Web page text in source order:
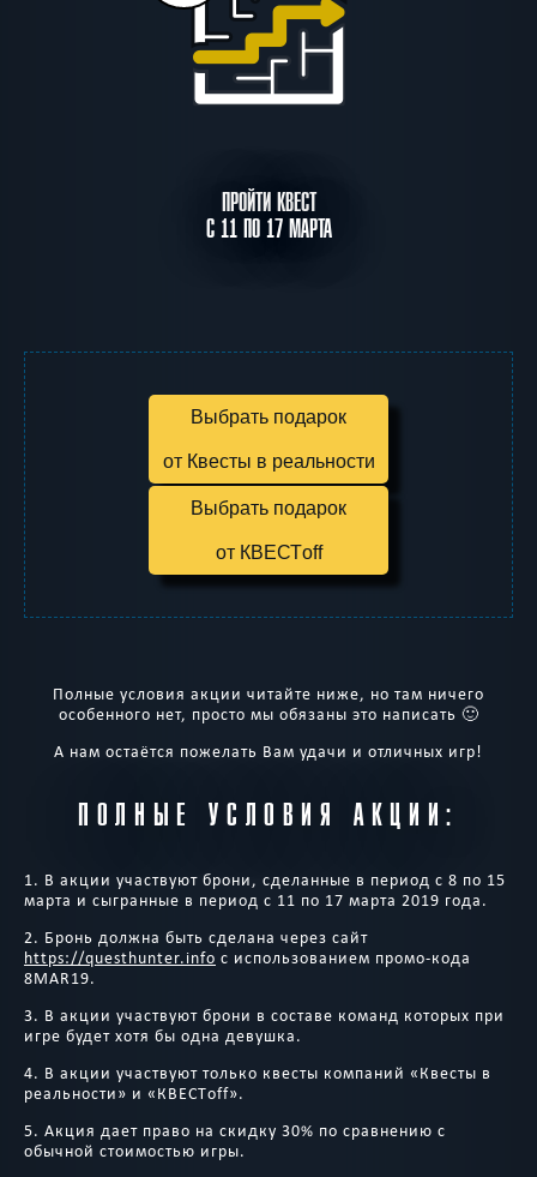
ПРОЙТИ КВЕСТ
С 11 ПО 17 МАРТА
Выбрать подарок
от Квесты в реальности
Выбрать подарок
от КВЕСТoff
Полные условия акции читайте ниже, но там ничего
особенного нет, просто мы обязаны это написать 🙂
А нам остаётся пожелать Вам удачи и отличных игр!
ПОЛНЫЕ УСЛОВИЯ АКЦИИ:
1. В акции участвуют брони, сделанные в период с 8 по 15
марта и сыгранные в период с 11 по 17 марта 2019 года.
2. Бронь должна быть сделана через сайт
https://questhunter.info с использованием промо-кода
8MAR19.
3. В акции участвуют брони в составе команд которых при
игре будет хотя бы одна девушка.
4. В акции участвуют только квесты компаний «Квесты в
реальности» и «КВЕСТoff».
5. Акция дает право на скидку 30% по сравнению с
обычной стоимостью игры.